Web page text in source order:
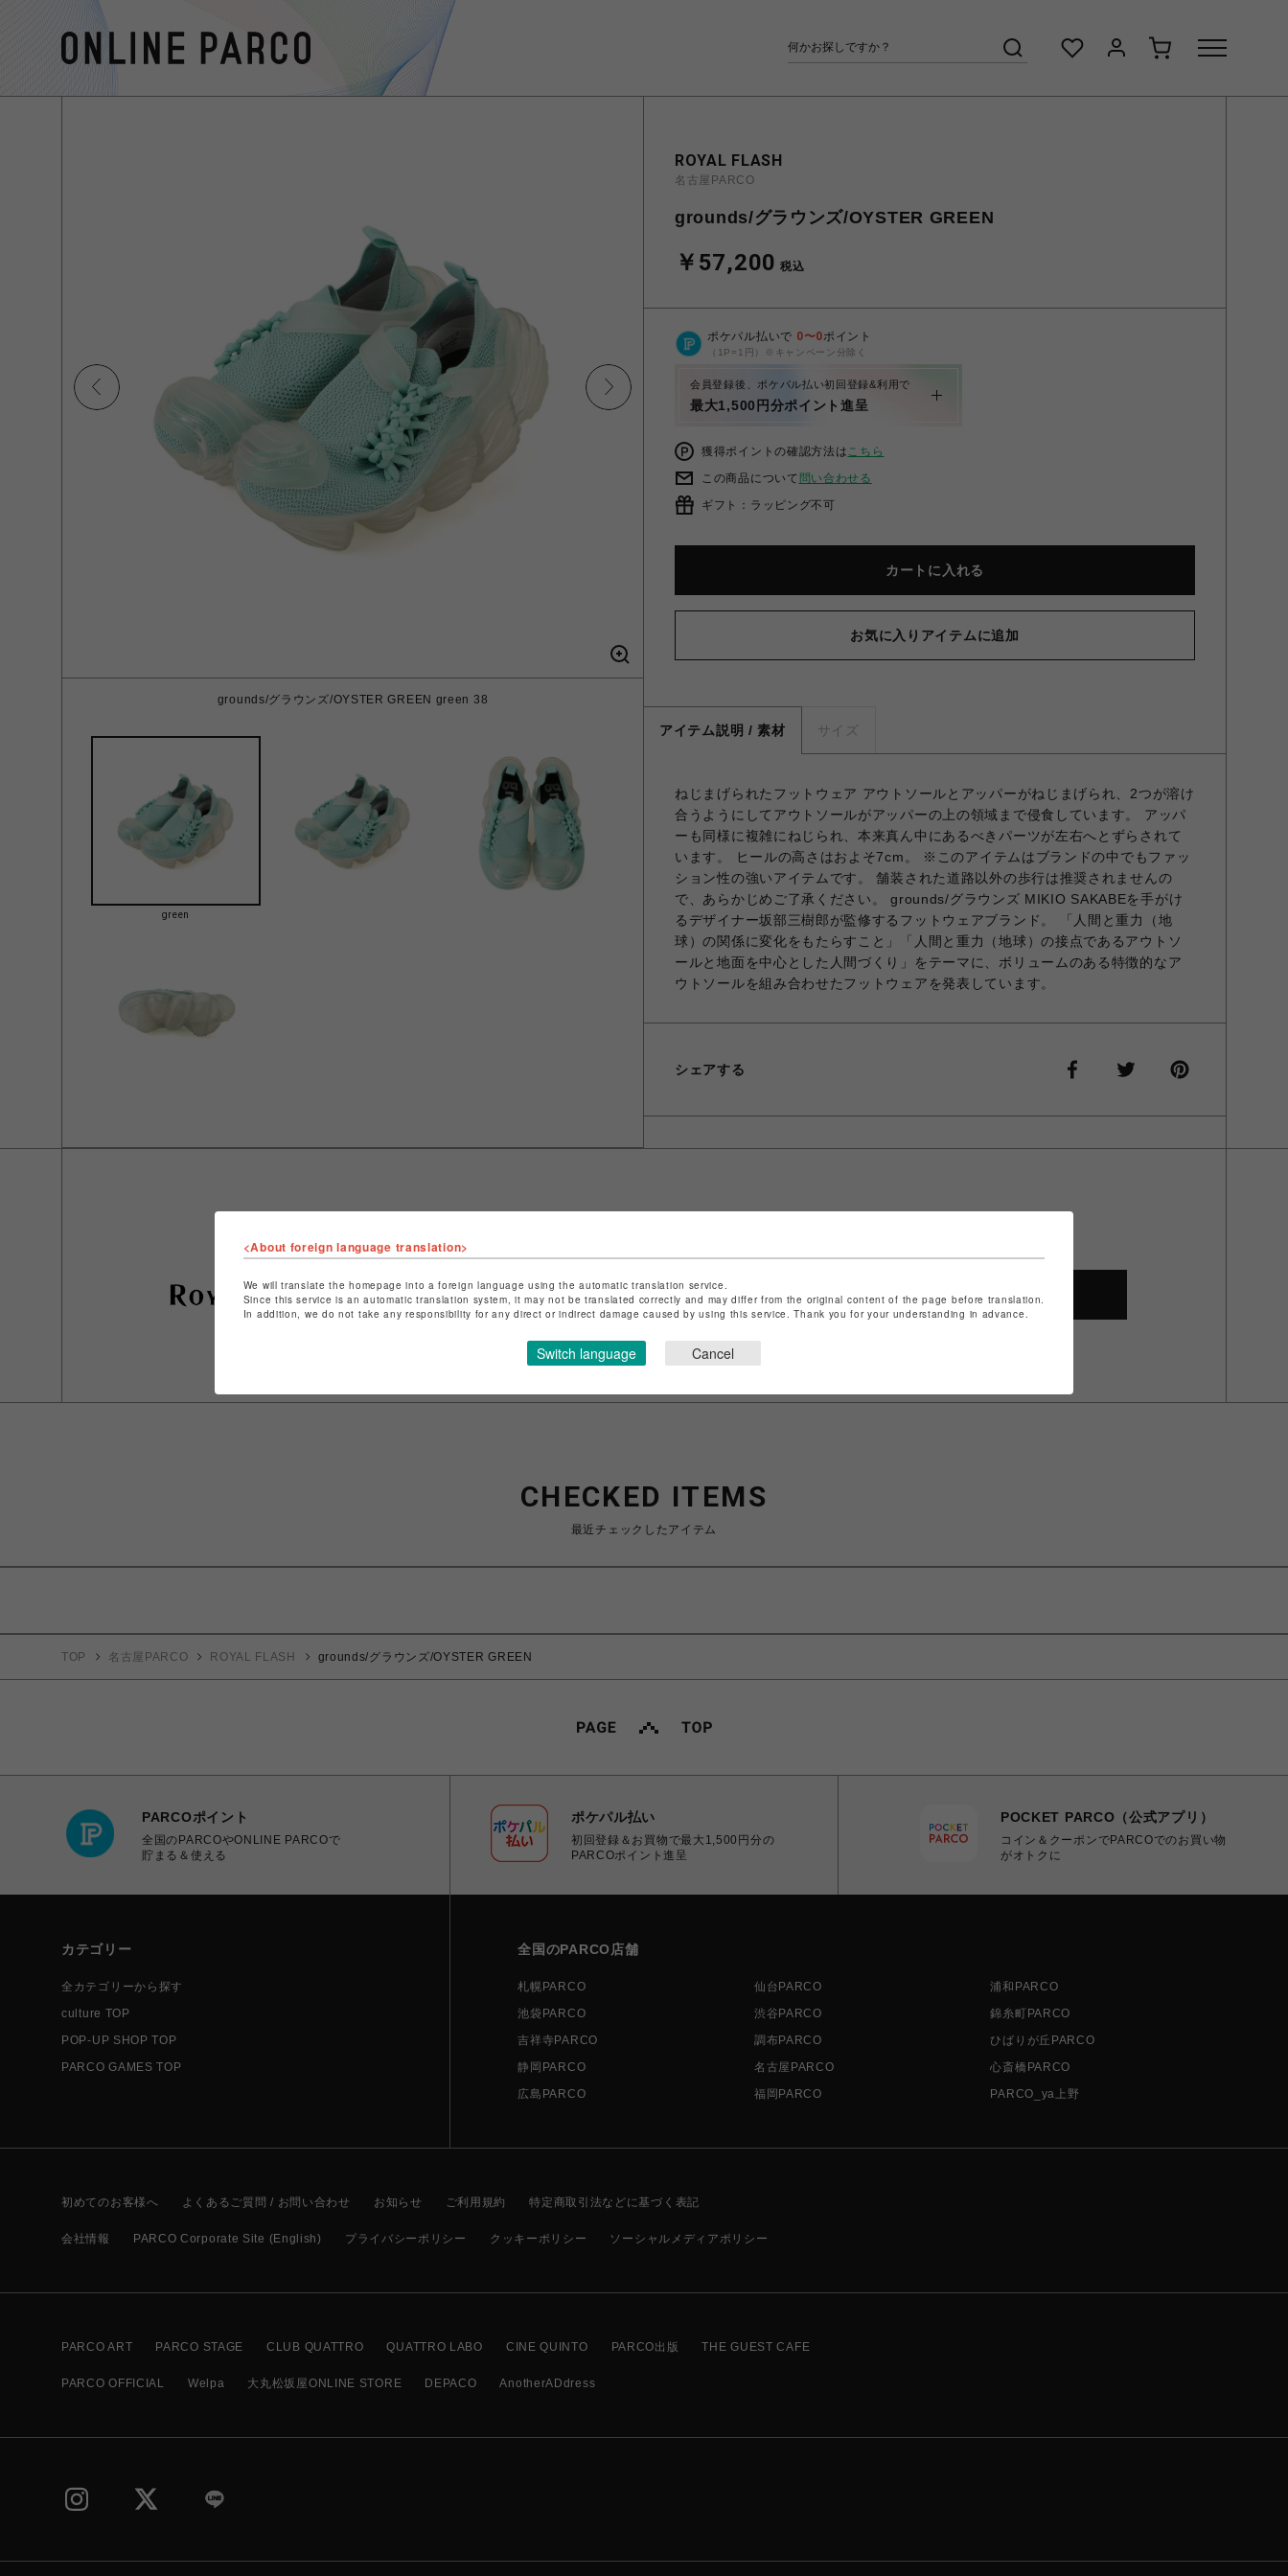
grounds/グラウンズ/OYSTER GREEN green 38
green
ROYAL FLASH
名古屋PARCO
grounds/グラウンズ/OYSTER GREEN
￥57,200 税込
ポケパル払いで 0〜0ポイント
（1P=1円）※キャンペーン分除く
会員登録後、ポケパル払い初回登録&利用で
最大1,500円分ポイント進呈
獲得ポイントの確認方法はこちら
この商品について 問い合わせる
ギフト：ラッピング不可
カートに入れる
お気に入りアイテムに追加
アイテム説明 / 素材 サイズ
ねじまげられたフットウェア アウトソールとアッパーがねじまげられ、2つが溶け
合うようにしてアウトソールがアッパーの上の領域まで侵食しています。 アッパ
ーも同様に複雑にねじられ、本来真ん中にあるべきパーツが左右へとずらされて
います。 ヒールの高さはおよそ7cm。 ※このアイテムはブランドの中でもファッ
ション性の強いアイテムです。 舗装された道路以外の歩行は推奨されませんの
で、あらかじめご了承ください。 grounds/グラウンズ MIKIO SAKABEを手がけ
るデザイナー坂部三樹郎が監修するフットウェアブランド。 「人間と重力（地
球）の関係に変化をもたらすこと」「人間と重力（地球）の接点であるアウトソ
ールと地面を中心とした人間づくり」をテーマに、ボリュームのある特徴的なア
ウトソールを組み合わせたフットウェアを発表しています。
シェアする
ショップ名
特定商取引法など法令に基づく表記はこちら
ショップお問い合わせはこちら
SHOP TOP
CHECKED ITEMS
最近チェックしたアイテム
TOP 名古屋PARCO ROYAL FLASH grounds/グラウンズ/OYSTER GREEN
PARCOポイント
全国のPARCOやONLINE PARCOで
貯まる＆使える
ポケパル払い
初回登録＆お買物で最大1,500円分の
PARCOポイント進呈
POCKET PARCO（公式アプリ）
コイン＆クーポンでPARCOでのお買い物
がオトクに
カテゴリー
全カテゴリーから探す
culture TOP
POP-UP SHOP TOP
PARCO GAMES TOP
全国のPARCO店舗
札幌PARCO 仙台PARCO
浦和PARCO
池袋PARCO
渋谷PARCO
錦糸町PARCO
吉祥寺PARCO
調布PARCO
ひばりが丘PARCO
静岡PARCO
名古屋PARCO
心斎橋PARCO
広島PARCO
福岡PARCO PARCO_ya上野
初めてのお客様へ よくあるご質問 / お問い合わせ お知らせ ご利用規約 特定商取引法などに基づく表記
会社情報 PARCO Corporate Site (English) プライバシーポリシー クッキーポリシー ソーシャルメディアポリシー
PARCO ART PARCO STAGE CLUB QUATTRO QUATTRO LABO CINE QUINTO PARCO出版 THE GUEST CAFE
PARCO OFFICIAL Welpa 大丸松坂屋ONLINE STORE DEPACO AnotherADdress
<About foreign language translation>
We will translate the homepage into a foreign language using the automatic translation service.
Since this service is an automatic translation system, it may not be translated correctly and may differ from the original content of the page before translation.
In addition, we do not take any responsibility for any direct or indirect damage caused by using this service. Thank you for your understanding in advance.
Switch language Cancel